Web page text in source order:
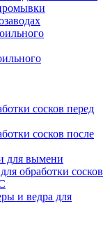
сосков перед
сосков после
для вымени
обработки сосков
и ведра для